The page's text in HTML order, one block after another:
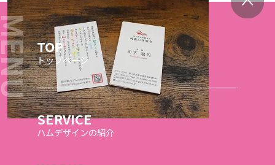
TOP
トップページ
SERVICE
ハムデザインの紹介